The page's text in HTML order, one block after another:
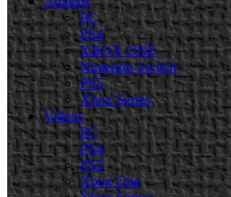
PC
PS4
XBOX ONE
Nintendo Switch
PS5
Xbox Series
Videos
PC
PS4
PS5
Xbox One